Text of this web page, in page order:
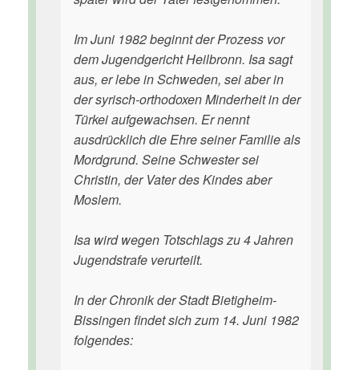
Im Juni 1982 beginnt der Prozess vor
dem Jugendgericht Heilbronn. Isa sagt
aus, er lebe in Schweden, sei aber in
der syrisch-orthodoxen Minderheit in der
Türkei aufgewachsen. Er nennt
ausdrücklich die Ehre seiner Familie als
Mordgrund. Seine Schwester sei
Christin, der Vater des Kindes aber
Moslem.
Isa wird wegen Totschlags zu 4 Jahren
Jugendstrafe verurteilt.
In der Chronik der Stadt Bietigheim-
Bissingen findet sich zum 14. Juni 1982
folgendes: